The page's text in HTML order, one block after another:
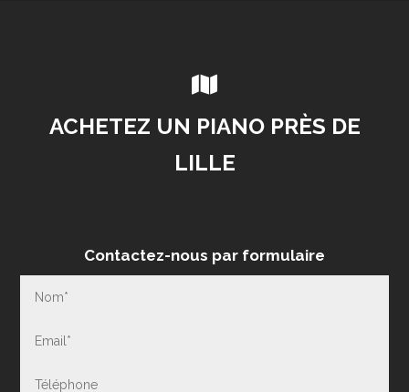

ACHETEZ UN PIANO PRÈS DE
LILLE
Contactez-nous par formulaire